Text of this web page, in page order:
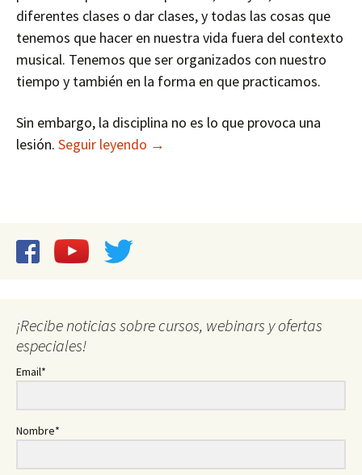
diferentes clases o dar clases, y todas las cosas que
tenemos que hacer en nuestra vida fuera del contexto
musical. Tenemos que ser organizados con nuestro
tiempo y también en la forma en que practicamos.
Sin embargo, la disciplina no es lo que provoca una
lesión. Seguir leyendo Examinando Video: Lesiones en
→
¡Recibe noticias sobre cursos, webinars y ofertas
especiales!
Email*
Nombre*